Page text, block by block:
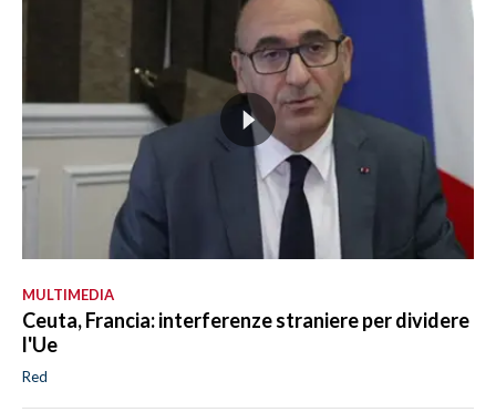
MULTIMEDIA
Ceuta, Francia: interferenze straniere per dividere
l'Ue
Red